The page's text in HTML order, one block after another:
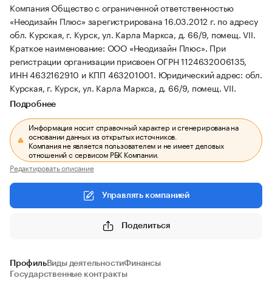
Компания Общество с ограниченной ответственностью
«Неодизайн Плюс» зарегистрирована 16.03.2012 г. по адресу
обл. Курская, г. Курск, ул. Карла Маркса, д. 66/9, помещ. VII.
Краткое наименование: ООО «Неодизайн Плюс». При
регистрации организации присвоен ОГРН 1124632006135,
ИНН 4632162910 и КПП 463201001. Юридический адрес: обл.
Курская, г. Курск, ул. Карла Маркса, д. 66/9, помещ. VII.
Подробнее
Информация носит справочный характер и сгенерирована на
основании данных из открытых источников.
Компания не является пользователем и не имеет деловых
отношений с сервисом РБК Компании.
Редактировать описание
Управлять компанией
Поделиться
ПрофильВиды деятельностиФинансы
Государственные контракты